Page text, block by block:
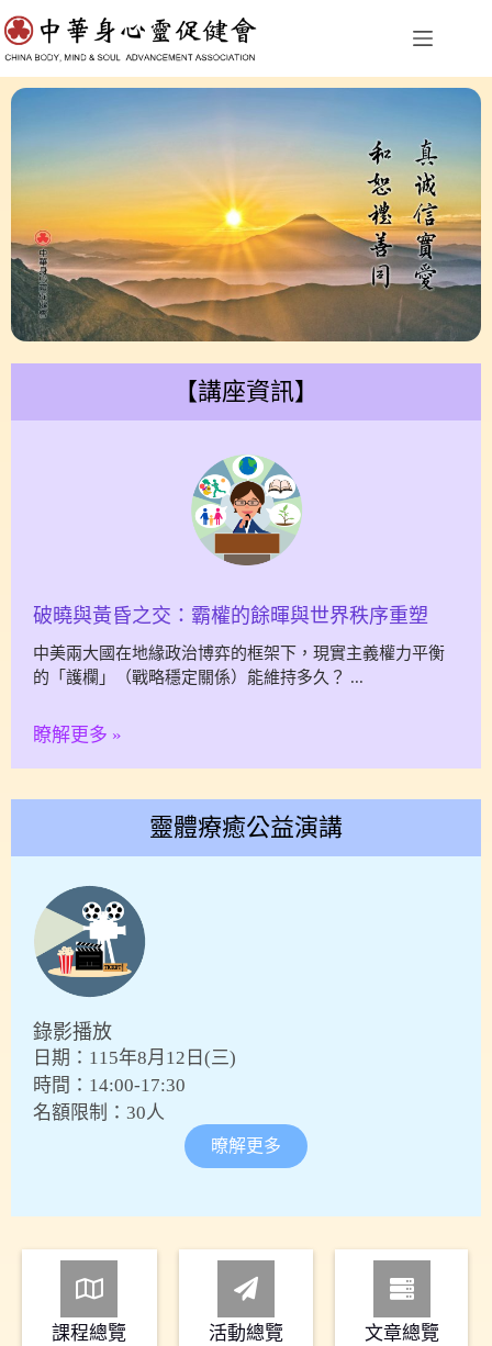
【講座資訊】
破曉與黃昏之交：霸權的餘暉與世界秩序重塑
中美兩大國在地緣政治博弈的框架下，現實主義權力平衡
的「護欄」（戰略穩定關係）能維持多久？
瞭解更多 »
靈體療癒公益演講
錄影播放
日期：115年8月12日(三)
時間：14:00-17:30
名額限制：30人
暸解更多
課程總覽 活動總覽 文章總覽